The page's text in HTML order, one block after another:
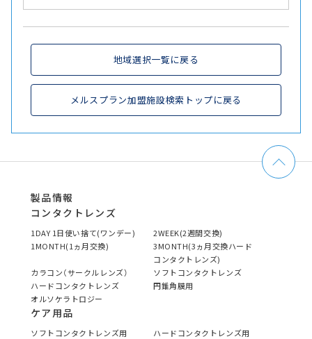
地域選択一覧に戻る
メルスプラン加盟施設検索トップに戻る
製品情報
コンタクトレンズ
1DAY 1日使い捨て(ワンデー)
2WEEK(2週間交換)
1MONTH(1ヵ月交換)
3MONTH(3ヵ月交換ハード
コンタクトレンズ)
カラコン（サークルレンズ）
ソフトコンタクトレンズ
ハードコンタクトレンズ
円錐角膜用
オルソケラトロジー
ケア用品
ソフトコンタクトレンズ用
ハードコンタクトレンズ用